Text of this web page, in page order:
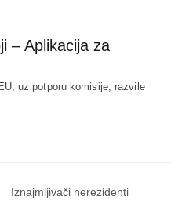
– Aplikacija za
uz potporu komisije, razvile
Iznajmljivači nerezidenti